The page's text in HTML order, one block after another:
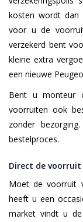
kosten wordt dan
voor u de
verzekerd bent
kleine extra
een nieuwe
Bent u monteur
voorruiten ook
zonder
bestelproces.
Direct de voorruit
Moet de voorruit
heeft u een
market vindt u